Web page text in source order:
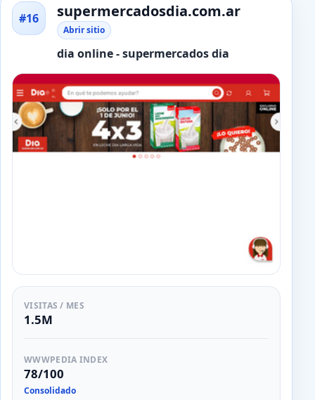
#16 supermercadosdia.com.ar
Abrir sitio
dia online - supermercados dia
VISITAS / MES
1.5M
WWWPEDIA INDEX
78/100
Consolidado